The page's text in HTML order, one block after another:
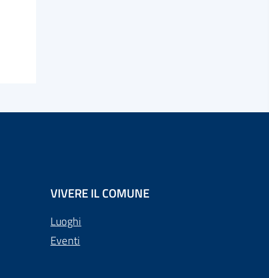
VIVERE IL COMUNE
Luoghi
Eventi